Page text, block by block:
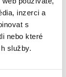
inzerci a
s
nebo které
služby.